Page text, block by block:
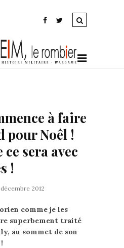
à faire
pour Noêl !
sera avec
!
2012
comme je les
superbement traité
au sommet de son